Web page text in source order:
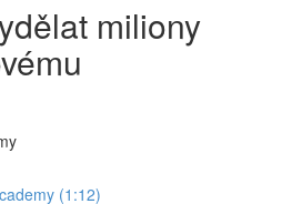
miliony
(1:12)